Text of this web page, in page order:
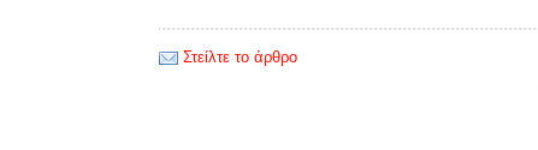
Στείλτε το άρθρο